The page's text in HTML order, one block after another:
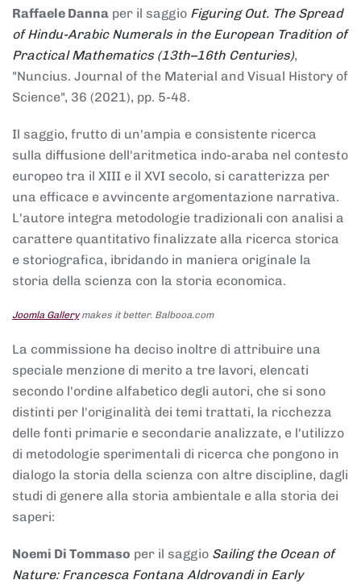
Raffaele Danna per il saggio Figuring Out. The Spread
of Hindu-Arabic Numerals in the European Tradition of
Practical Mathematics (13th–16th Centuries),
"Nuncius. Journal of the Material and Visual History of
Science", 36 (2021), pp. 5-48.
Il saggio, frutto di un'ampia e consistente ricerca
sulla diffusione dell'aritmetica indo-araba nel contesto
europeo tra il XIII e il XVI secolo, si caratterizza per
una efficace e avvincente argomentazione narrativa.
L'autore integra metodologie tradizionali con analisi a
carattere quantitativo finalizzate alla ricerca storica
e storiografica, ibridando in maniera originale la
storia della scienza con la storia economica.
Joomla Gallerymakes it better. Balbooa.com
La commissione ha deciso inoltre di attribuire una
speciale menzione di merito a tre lavori, elencati
secondo l'ordine alfabetico degli autori, che si sono
distinti per l'originalità dei temi trattati, la ricchezza
delle fonti primarie e secondarie analizzate, e l'utilizzo
di metodologie sperimentali di ricerca che pongono in
dialogo la storia della scienza con altre discipline, dagli
studi di genere alla storia ambientale e alla storia dei
saperi:
Noemi Di Tommaso per il saggio Sailing the Ocean of
Nature: Francesca Fontana Aldrovandi in Early